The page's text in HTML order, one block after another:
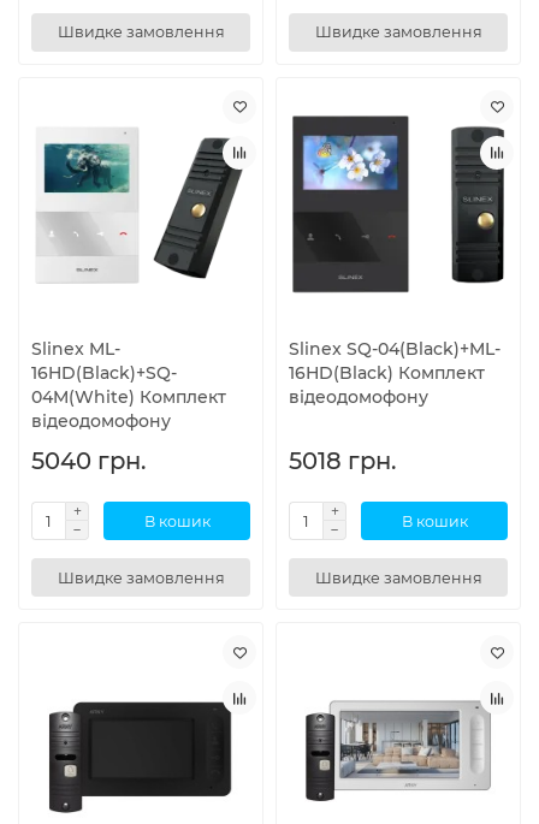
Швидке замовлення Швидке замовлення
Slinex ML-
16HD(Black)+SQ-
04M(White) Комплект
відеодомофону
5040 грн.
В кошик
Швидке замовлення
Slinex SQ-04(Black)+ML-
16НD(Black) Комплект
відеодомофону
5018 грн.
В кошик
Швидке замовлення